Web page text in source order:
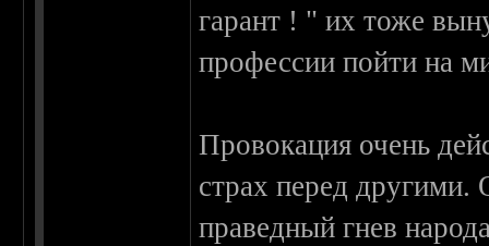
гарант ! " их тоже
профессии пойти на
Провокация очень
страх перед
праведный гнев